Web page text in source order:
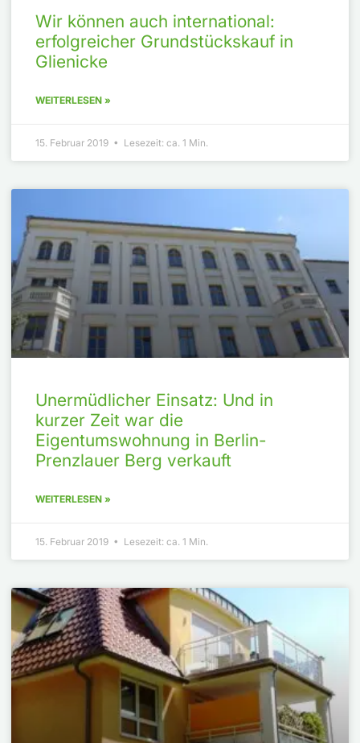
Wir können auch international:
erfolgreicher Grundstückskauf in
Glienicke
WEITERLESEN »
15. Februar 2019 • Lesezeit: ca. 1 Min.
Unermüdlicher Einsatz: Und in
kurzer Zeit war die
Eigentumswohnung in Berlin-
Prenzlauer Berg verkauft
WEITERLESEN »
15. Februar 2019 • Lesezeit: ca. 1 Min.